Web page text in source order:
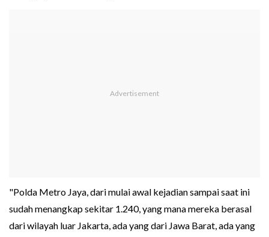
"Polda Metro Jaya, dari mulai awal kejadian sampai saat ini
sudah menangkap sekitar 1.240, yang mana mereka berasal
dari wilayah luar Jakarta, ada yang dari Jawa Barat, ada yang